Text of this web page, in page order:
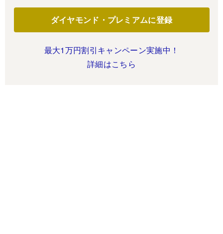
ダイヤモンド・プレミアムに登録
最大1万円割引キャンペーン実施中！
詳細はこちら